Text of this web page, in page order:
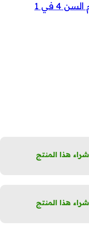
4 في 1
هذا المنتج
هذا المنتج